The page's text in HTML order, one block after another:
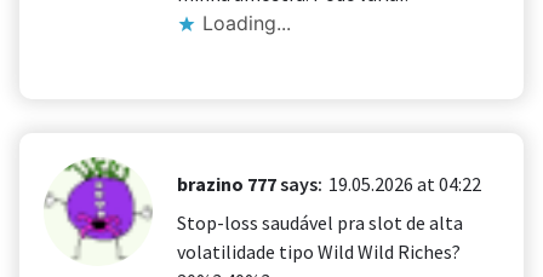
Loading...
brazino 777says: 19.05.2026 at 04:22
Stop-loss saudável pra slot de alta
volatilidade tipo Wild Wild Riches?